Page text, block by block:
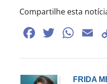
Compartilhe esta
Facebook
Twitter
FRIDA